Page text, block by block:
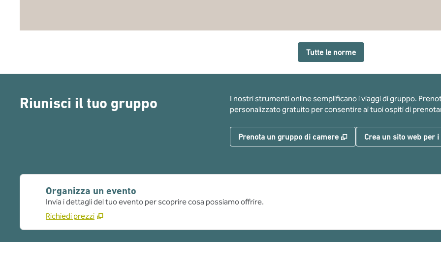
Tutte le norme
Riunisci il tuo gruppo
I nostri strumenti online semplificano i viaggi di gruppo.
personalizzato gratuito per consentire ai tuoi ospiti di
Prenota un gruppo di camere , Apre una nuova scheda
Crea un sito web per
Organizza un evento
Invia i dettagli del tuo evento per scoprire cosa possiamo offrire.
Richiedi prezzi